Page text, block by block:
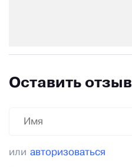
Оставить отзыв
или авторизоваться